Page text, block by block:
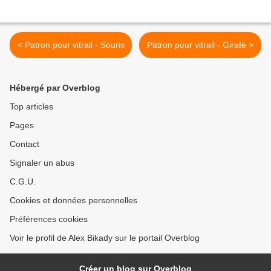
< Patron pour vitrail - Souris Patron pour vitrail - Girafe >
Hébergé par Overblog
Top articles
Pages
Contact
Signaler un abus
C.G.U.
Cookies et données personnelles
Préférences cookies
Voir le profil de Alex Bikady sur le portail Overblog
Créer un blog sur Overblog